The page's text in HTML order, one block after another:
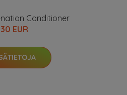
Conditioner
30 EUR